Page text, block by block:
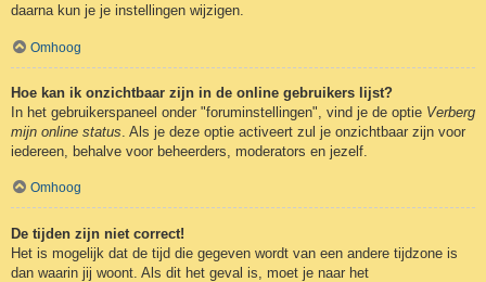
daarna kun je je instellingen wijzigen.
Omhoog
Hoe kan ik onzichtbaar zijn in de online gebruikers lijst?
In het gebruikerspaneel onder "foruminstellingen", vind je de optie Verberg
mijn online status . Als je deze optie activeert zul je onzichtbaar zijn voor
iedereen, behalve voor beheerders, moderators en jezelf.
Omhoog
De tijden zijn niet correct!
Het is mogelijk dat de tijd die gegeven wordt van een andere tijdzone is
dan waarin jij woont. Als dit het geval is, moet je naar het